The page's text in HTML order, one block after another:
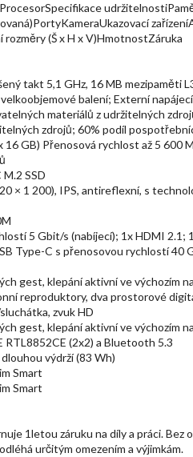
(Š x H x V)HmotnostZáruka
takt 5,1 GHz, 16 MB mezipaměti
balení; Externí
materiálů z udržitelných
zdrojů; 60% podíl
GB) Přenosová rychlost až 5 600
SSD
× 1 200), IPS, antireflexní, s
5 Gbit/s (nabíjecí); 1x HDMI
Type-C s přenosovou rychlostí 40
gest, klepání aktivní ve výchozím
reproduktory, dva prostorové
zvuk HD
gest, klepání aktivní ve výchozím
RTL8852CE (2x2) a Bluetooth 5.3
výdrží (83 Wh)
Smart
Smart
1letou záruku na díly a práci. Bez
určitým omezením a výjimkám.